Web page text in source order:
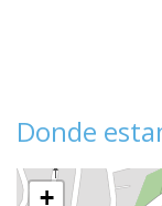
Donde
+